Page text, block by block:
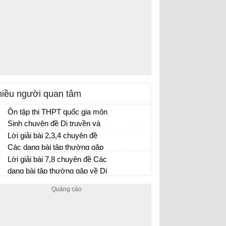
người quan tâm
Ôn tập thi THPT quốc gia môn
Sinh chuyên đề Di truyền và
biến dị ở cấp độ phân tử (phần
3)Chuyên đề di truyền và biến
dị ở cấp độ phân tử (phần 3)
Lời giải bài 2,3,4 chuyên đề
Các dạng bài tập thường gặp
về Di truyền học quần thể
Lời giải bài 7,8 chuyên đề Các
dạng bài tập thường gặp về Di